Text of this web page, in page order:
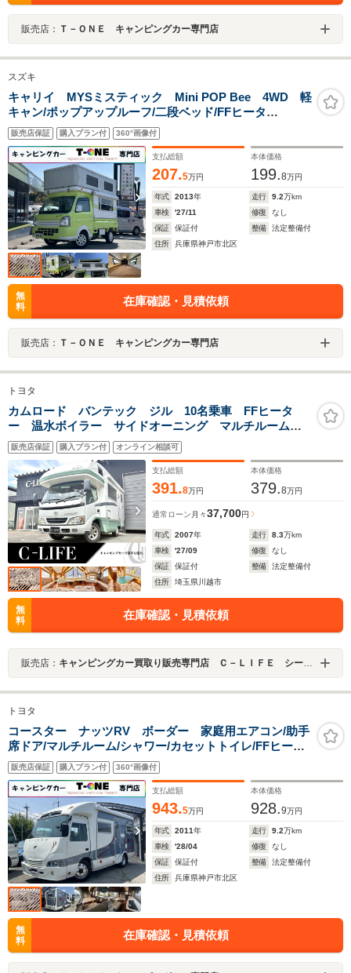
販売店： Ｔ－ＯＮＥ キャンピングカー専門店
スズキ
キャリイ MYSミスティック Mini POP Bee 4WD 軽
キャン/ポップアップルーフ/二段ベッド/FFヒータ
ー/2000Wインバーター/ツインサブバッテリー/ルーフベン
ト/サイドオーニング/走行充電/外部充電/外部電源/MYSオ
リジナルショックアブソーバー
販売店保証 購入プラン付 360°画像付
支払総額
207.5万円
本体価格
199.8万円
年式 2013年 走行 9.2万km
車検
'27/11 修復
なし
保証
保証付 整備
法定整備付
住所
兵庫県神戸市北区
無
料
在庫確認・見積依頼
販売店： Ｔ－ＯＮＥ キャンピングカー専門店
トヨタ
カムロード バンテック ジル 10名乗車 FFヒータ
ー 温水ボイラー サイドオーニング マルチルーム
トイレ ルーフベント コンロ テレビ 走行充電 外
部電源 冷蔵庫 シンク 電動ステップ リアラダー
コンビロール ワンオーナー
販売店保証 購入プラン付 オンライン相談可
支払総額
391.8万円
本体価格
379.8万円
通常ローン 月々37,700円
年式 2007年 走行 8.3万km
車検
'27/09 修復
なし
保証
保証付 整備
法定整備付
住所
埼玉県川越市
無
料
在庫確認・見積依頼
販売店： キャンピングカー買取り販売専門店 Ｃ－ＬＩＦＥ シーライフ川越店
トヨタ
コースター ナッツRV ボーダー 家庭用エアコン/助手
席ドア/マルチルーム/シャワー/カセットトイレ/FFヒータ
ー/1500Wインバーター/ソーラーパネル/サイドオーニン
グ/ツインサブバッテリー/85L冷蔵庫/電子レンジ/メモリー
ナビ/ETC/強化ショック/
販売店保証 購入プラン付 360°画像付
支払総額
943.5万円
本体価格
928.9万円
年式 2011年 走行 9.2万km
車検
'28/04 修復
なし
保証
保証付 整備
法定整備付
住所
兵庫県神戸市北区
無
料
在庫確認・見積依頼